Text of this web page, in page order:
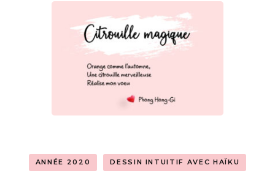
ANNÉE 2020 DESSIN INTUITIF AVEC HAÏKU